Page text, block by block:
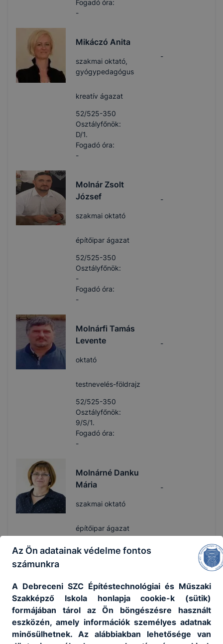
Fogadó óra:
-
Mikáczó Anita
szakmai oktató,
gyógypedagógus
kreatív ágazat
-
52/525-350
Osztályfőnök:
D/1.
Fogadó óra:
-
Molnár Zsolt
József
szakmai oktató
építőipar ágazat
-
52/525-350
Osztályfőnök:
-
Fogadó óra:
-
Molnárfi Tamás
Levente
oktató
testnevelés-földrajz
-
52/525-350
Osztályfőnök:
9/S/1.
Fogadó óra:
-
Molnárné Danku
Mária
szakmai oktató
építőipar ágazat
-
52/525-350
Osztályfőnök:
-
Nagy Péter
szakmai oktató
-
Az Ön adatainak védelme fontos
számunkra
A Debreceni SZC Építéstechnológiai és Műszaki
Szakképző Iskola honlapja cookie-k (sütik)
formájában tárol az Ön böngészésre használt
eszközén, amely információk személyes adatnak
minősülhetnek. Az alábbiakban lehetősége van